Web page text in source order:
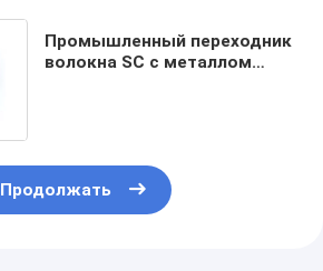
Промышленный переходник
волокна SC с металлом
Продолжать